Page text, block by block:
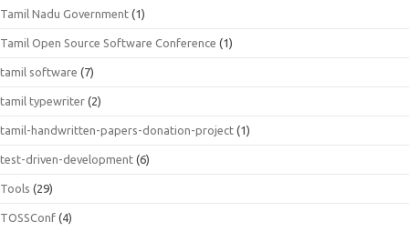
Tamil Nadu Government (1)
Tamil Open Source Software Conference (1)
tamil software (7)
tamil typewriter (2)
tamil-handwritten-papers-donation-project (1)
test-driven-development (6)
Tools (29)
TOSSConf (4)